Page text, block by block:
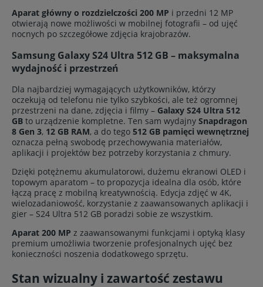
Aparat główny o rozdzielczości 200 MP i przedni 12 MP
otwierają nowe możliwości w mobilnej fotografii – od ujęć
nocnych po szczegółowe zdjęcia krajobrazów.
Samsung Galaxy S24 Ultra 512 GB – maksymalna
wydajność i przestrzeń
Dla najbardziej wymagających użytkowników, którzy
oczekują od telefonu nie tylko szybkości, ale też ogromnej
przestrzeni na dane, zdjęcia i filmy – Galaxy S24 Ultra 512
GB to urządzenie kompletne. Ten sam wydajny Snapdragon
8 Gen 3, 12 GB RAM, a do tego 512 GB pamięci wewnętrznej
oznacza pełną swobodę przechowywania materiałów,
aplikacji i projektów bez potrzeby korzystania z chmury.
Dzięki potężnemu akumulatorowi, dużemu ekranowi OLED i
topowym aparatom – to propozycja idealna dla osób, które
łączą pracę z mobilną kreatywnością. Edycja zdjęć w 4K,
wielozadaniowość, korzystanie z zaawansowanych aplikacji i
gier – S24 Ultra 512 GB poradzi sobie ze wszystkim.
Aparat 200 MP z zaawansowanymi funkcjami i optyką klasy
premium umożliwia tworzenie profesjonalnych ujęć bez
konieczności noszenia dodatkowego sprzętu.
Stan wizualny i zawartość zestawu